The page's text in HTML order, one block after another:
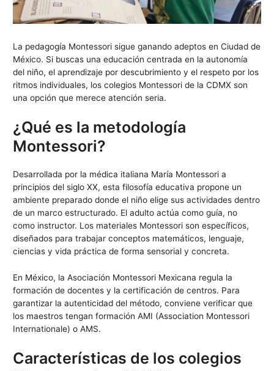
La pedagogía Montessori sigue ganando adeptos en Ciudad de
México. Si buscas una educación centrada en la autonomía
del niño, el aprendizaje por descubrimiento y el respeto por los
ritmos individuales, los colegios Montessori de la CDMX son
una opción que merece atención seria.
¿Qué es la metodología
Montessori?
Desarrollada por la médica italiana María Montessori a
principios del siglo XX, esta filosofía educativa propone un
ambiente preparado donde el niño elige sus actividades dentro
de un marco estructurado. El adulto actúa como guía, no
como instructor. Los materiales Montessori son específicos,
diseñados para trabajar conceptos matemáticos, lenguaje,
ciencias y vida práctica de forma sensorial y concreta.
En México, la Asociación Montessori Mexicana regula la
formación de docentes y la certificación de centros. Para
garantizar la autenticidad del método, conviene verificar que
los maestros tengan formación AMI (Association Montessori
Internationale) o AMS.
Características de los colegios